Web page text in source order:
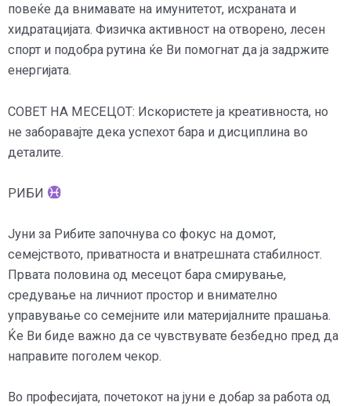
повеќе да внимавате на имунитетот, исхраната и
хидратацијата. Физичка активност на отворено, лесен
спорт и подобра рутина ќе Ви помогнат да ја задржите
енергијата.
СОВЕТ НА МЕСЕЦОТ: Искористете ја креативноста, но
не заборавајте дека успехот бара и дисциплина во
деталите.
РИБИ
Јуни за Рибите започнува со фокус на домот,
семејството, приватноста и внатрешната стабилност.
Првата половина од месецот бара смирување,
средување на личниот простор и внимателно
управување со семејните или материјалните прашања.
Ќе Ви биде важно да се чувствувате безбедно пред да
направите поголем чекор.
Во професијата, почетокот на јуни е добар за работа од